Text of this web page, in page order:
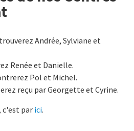
Andrée, Sylviane et
Renée et Danielle.
Pol et Michel.
reçu par Georgette et Cyrine.
c'est par ici.